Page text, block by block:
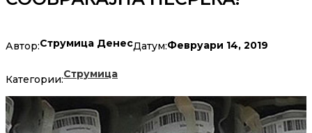
Автор:Струмица ДенесДатум:Февруари 14, 2019
Категории:Струмица